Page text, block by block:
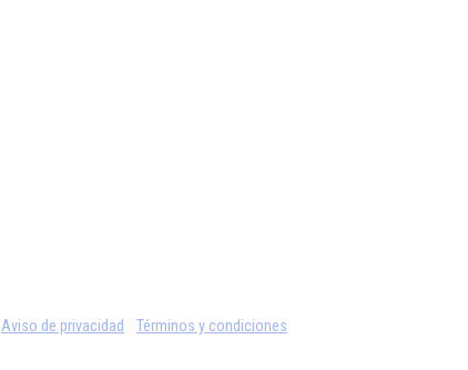
Aviso de privacidad Términos y condiciones